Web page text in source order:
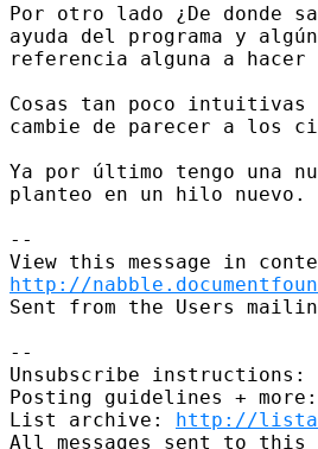
Por otro lado ¿De donde
ayuda del programa y
referencia alguna a
Cosas tan poco intuitivas
cambie de parecer a los
Ya por último tengo una
planteo en un hilo nuevo.
--
http://
Sent from the Users
--
Unsubscribe
Posting guidelines + more:
List archive: http://